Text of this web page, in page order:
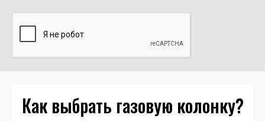
Как выбрать газовую колонку?